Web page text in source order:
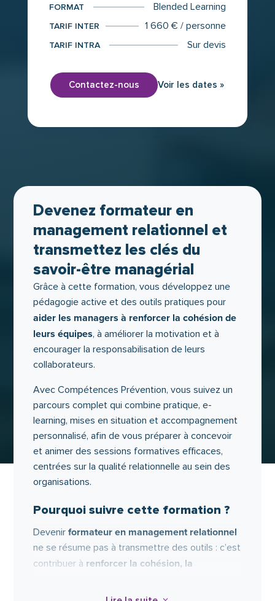
FORMAT Blended Learning
TARIF INTER 1 660 € / personne
TARIF INTRA Sur devis
Contactez-nous Voir les dates »
Devenez formateur en
management relationnel et
transmettez les clés du
savoir-être managérial
Grâce à cette formation, vous développez une
pédagogie active et des outils pratiques pour
aider les managers à renforcer la cohésion de
leurs équipes, à améliorer la motivation et à
encourager la responsabilisation de leurs
collaborateurs.
Avec Compétences Prévention, vous suivez un
parcours complet qui combine pratique, e-
learning, mises en situation et accompagnement
personnalisé, afin de vous préparer à concevoir
et animer des sessions formatives efficaces,
centrées sur la qualité relationnelle au sein des
organisations.
Pourquoi suivre cette formation ?
Devenirformateur en management relationnel
ne se résume pas à transmettre des outils : c’est
contribuer à renforcer la cohésion, la
accompagnant les managers dans le